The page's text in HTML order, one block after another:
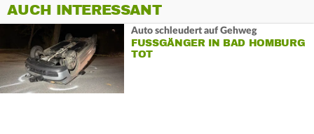
AUCH INTERESSANT
Auto schleudert auf Gehweg
FUSSGÄNGER IN BAD HOMBURG T
OT